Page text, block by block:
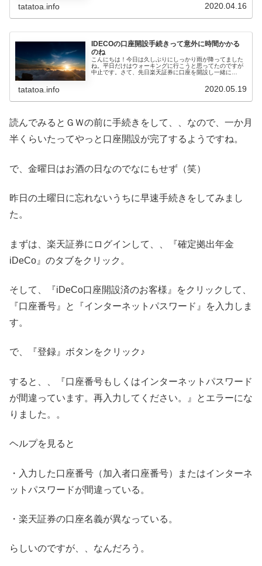
tatatoa.info 2020.04.16
IDECOの口座開設手続きって意外に時間かかる
のね
こんにちは！今日は久しぶりにしっかり雨が降ってました
ね。平日だけはウォーキングに行こうと思ってたのですが
中止です。さて、先日楽天証券に口座を開設し一緒に
tatatoa.info 2020.05.19
読んでみるとＧＷの前に手続きをして、、なので、一か月
半くらいたってやっと口座開設が完了するようですね。
で、金曜日はお酒の日なのでなにもせず（笑）
昨日の土曜日に忘れないうちに早速手続きをしてみまし
た。
まずは、楽天証券にログインして、、『確定拠出年金
iDeCo』のタブをクリック。
そして、『iDeCo口座開設済のお客様』をクリックして、
『口座番号』と『インターネットパスワード』を入力しま
す。
で、『登録』ボタンをクリック♪
すると、、『口座番号もしくはインターネットパスワード
が間違っています。再入力してください。』とエラーにな
りました。。
ヘルプを見ると
・入力した口座番号（加入者口座番号）またはインターネ
ットパスワードが間違っている。
・楽天証券の口座名義が異なっている。
らしいのですが、、なんだろう。